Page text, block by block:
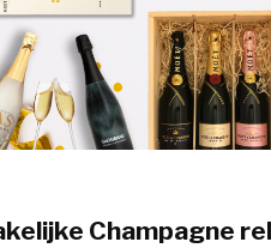
Champagne